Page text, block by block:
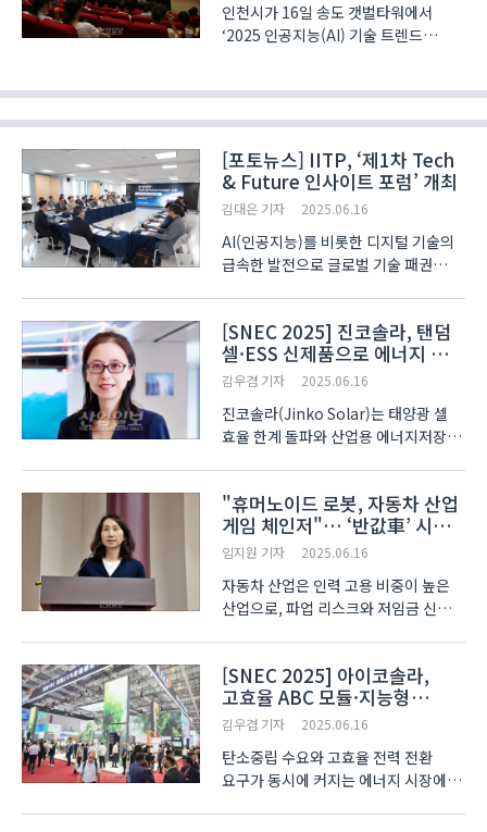
인천시가 16일 송도 갯벌타워에서
‘2025 인공지능(AI) 기술 트렌드
지역 산업 현장에 접목하기 위한 정책과
전략을 논의하기 위해 기획됐다.
세미나는 ‘AI가 바꾸는 일상..
[포토뉴스] IITP, ‘제1차 Tech
& Future 인사이트 포럼’ 개최
김대은 기자 2025.06.16
AI(인공지능)를 비롯한 디지털 기술의
급속한 발전으로 글로벌 기술 패권
방안을 모색하는 자리가 마련됐다.
정보통신기획평가원(IITP)은 16일
서울 마포구 포스트타..
[SNEC 2025] 진코솔라, 탠덤
셀·ESS 신제품으로 에너지 전환
전략 구체화
김우겸 기자 2025.06.16
진코솔라(Jinko Solar)는 태양광 셀
효율 한계 돌파와 산업용 에너지저장
지난 11일부터 13일까지 중국
상하이에서 열린 ‘SNEC PV+
2025’에서 진코는 N..
"휴머노이드 로봇, 자동차 산업
게임 체인저"… ‘반값車’ 시대
열까
임지원 기자 2025.06.16
자동차 산업은 인력 고용 비중이 높은
산업으로, 파업 리스크와 저임금 신흥국
로봇 도입을 통해 이러한 부담을 해소할
수 있다는 전망이 제기되면서, AI
로봇이 자동차 ..
[SNEC 2025] 아이코솔라,
고효율 ABC 모듈·지능형
솔루션으로 글로벌 시장 공략
김우겸 기자 2025.06.16
탄소중립 수요와 고효율 전력 전환
요구가 동시에 커지는 에너지 시장에서,